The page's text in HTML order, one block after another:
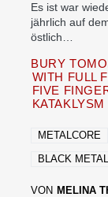
Es ist war
jährlich auf
östlich…
BURY
WITH FULL
FIVE
KATAKLYSM
METALCORE
BLACK METAL
VON MELINA